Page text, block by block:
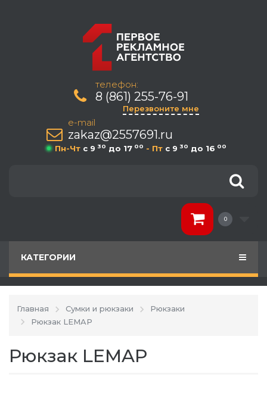
телефон:
8 (861) 255-76-91
Перезвоните мне
e-mail
zakaz@2557691.ru
Пн-Чт c 9 30 до 17 00 - Пт c 9 30 до 16 00
0
КАТЕГОРИИ
Главная Сумки и рюкзаки
Рюкзаки
Рюкзак LEMAP
Рюкзак LEMAP